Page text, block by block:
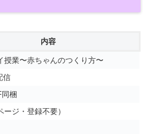
内容
授業〜赤ちゃんのつくり方〜
信
梱
ジ・登録不要）